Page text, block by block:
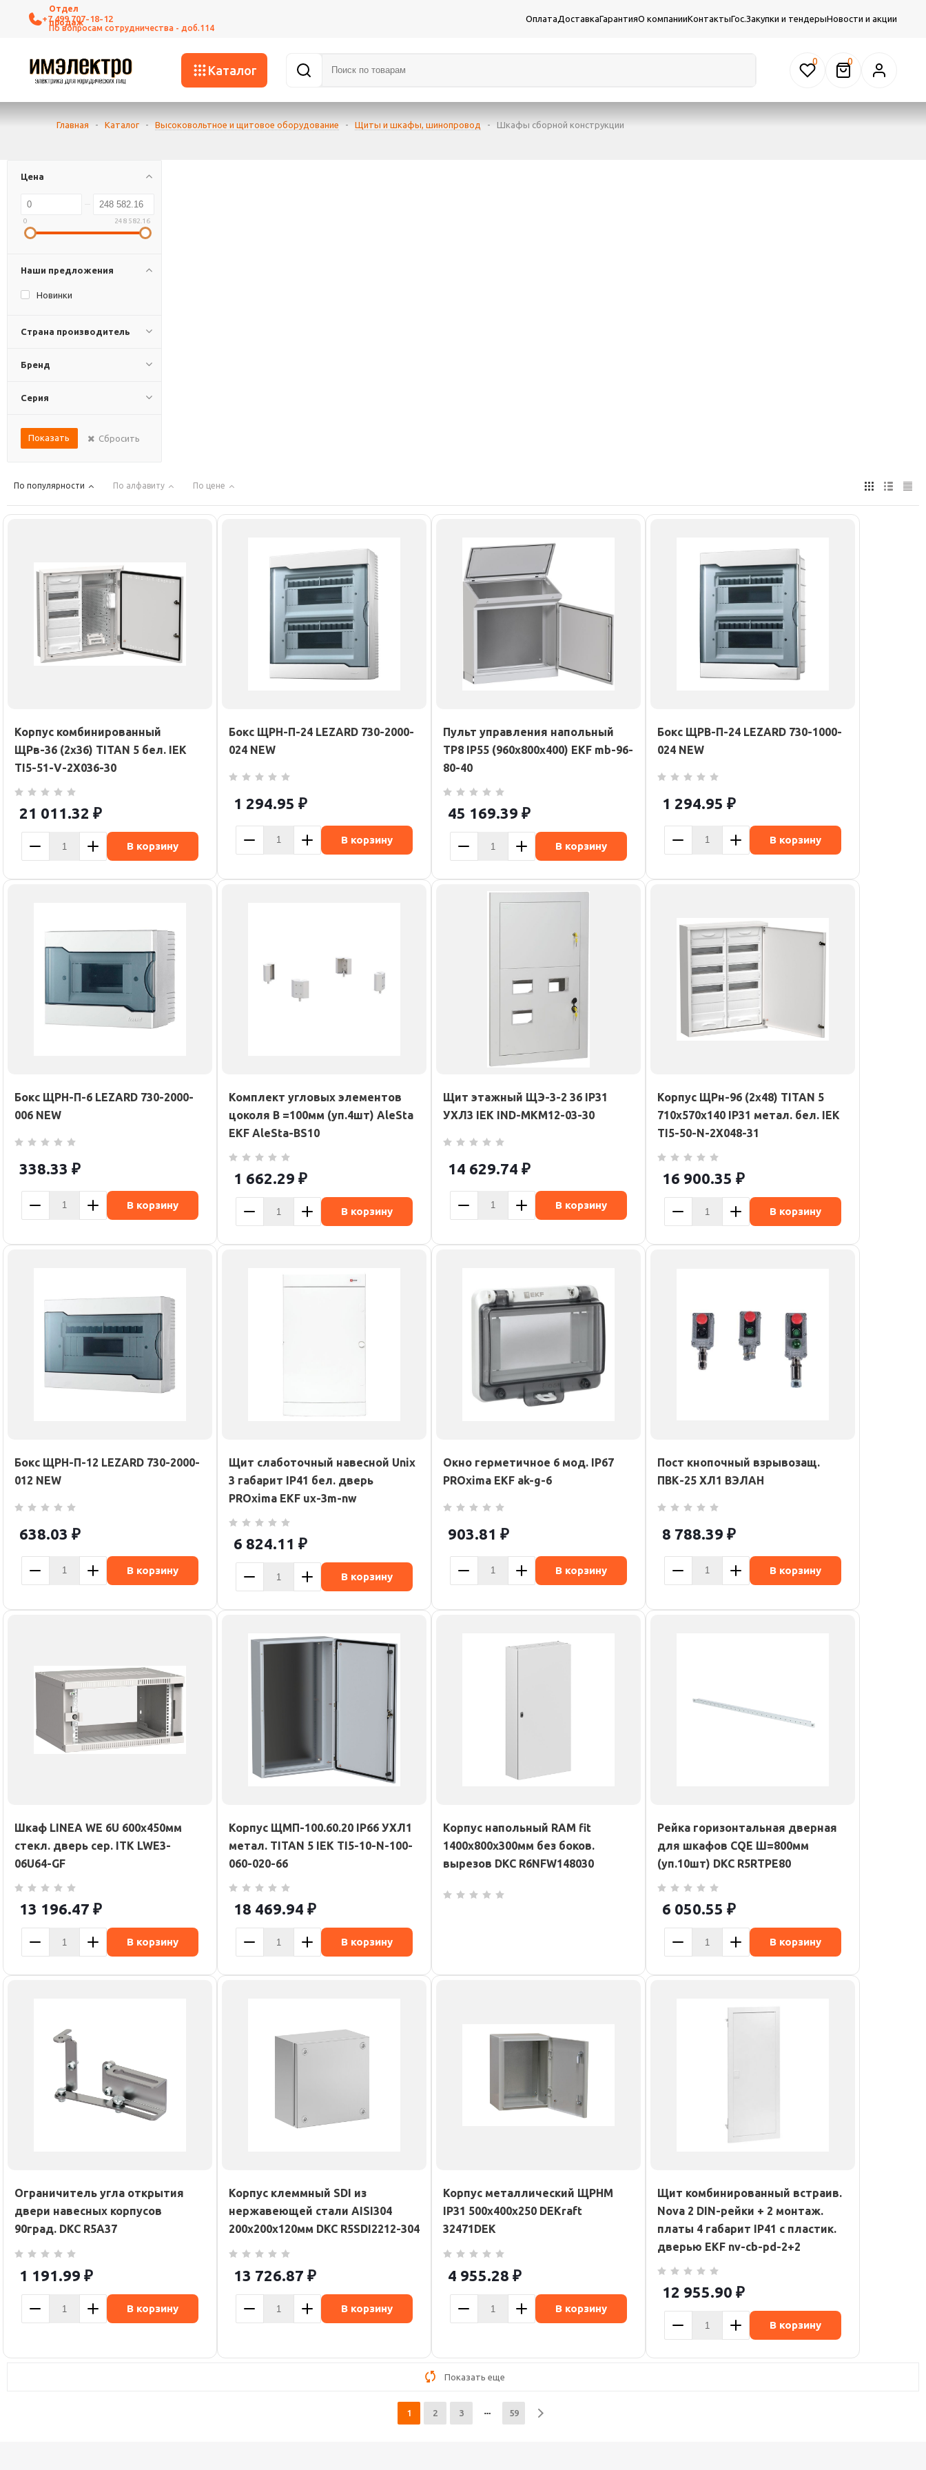
+7 499 707-18-12 ОплатаДоставкаГарантияО компанииКонтактыГос.Закупки и тендерыНовости и акции
Каталог
0
Главная - Каталог - Высоковольтное и щитовое оборудование - Щиты и шкафы, шинопровод - Шкафы сборной конструкции
Цена
0 248 582.16
Наши предложения
Новинки
Страна производитель
Бренд
Серия
Показать Сбросить
По популярности По алфавиту По цене
Корпус комбинированный
ЩРв-36 (2х36) TITAN 5 бел. IEK
TI5-51-V-2X036-30
21 011.32 ₽
В корзину
Бокс ЩРН-П-24 LEZARD 730-2000-
024 NEW
1 294.95 ₽
В корзину
Пульт управления напольный
TP8 IP55 (960х800х400) EKF mb-96-
80-40
45 169.39 ₽
В корзину
Бокс ЩРВ-П-24 LEZARD 730-1000-
024 NEW
1 294.95 ₽
В корзину
Бокс ЩРН-П-6 LEZARD 730-2000-
006 NEW
338.33 ₽
В корзину
Комплект угловых элементов
цоколя В =100мм (уп.4шт) AleSta
EKF AleSta-BS10
1 662.29 ₽
В корзину
Щит этажный ЩЭ-3-2 36 IP31
УХЛ3 IEK IND-MKM12-03-30
14 629.74 ₽
В корзину
Корпус ЩРн-96 (2х48) TITAN 5
710х570х140 IP31 метал. бел. IEK
TI5-50-N-2X048-31
16 900.35 ₽
В корзину
Бокс ЩРН-П-12 LEZARD 730-2000-
012 NEW
638.03 ₽
В корзину
Щит слаботочный навесной Unix
3 габарит IP41 бел. дверь
PROxima EKF ux-3m-nw
6 824.11 ₽
В корзину
Окно герметичное 6 мод. IP67
PROxima EKF ak-g-6
903.81 ₽
В корзину
Пост кнопочный взрывозащ.
ПВК-25 ХЛ1 ВЭЛАН
8 788.39 ₽
В корзину
Шкаф LINEA WE 6U 600х450мм
стекл. дверь сер. ITK LWE3-
06U64-GF
13 196.47 ₽
В корзину
Корпус ЩМП-100.60.20 IP66 УХЛ1
метал. TITAN 5 IEK TI5-10-N-100-
060-020-66
18 469.94 ₽
В корзину
Корпус напольный RAM fit
1400х800х300мм без боков.
вырезов DKC R6NFW148030
Рейка горизонтальная дверная
для шкафов CQE Ш=800мм
(уп.10шт) DKC R5RTPE80
6 050.55 ₽
В корзину
Ограничитель угла открытия
двери навесных корпусов
90град. DKC R5A37
1 191.99 ₽
В корзину
Корпус клеммный SDI из
нержавеющей стали AISI304
200х200х120мм DKC R5SDI2212-304
13 726.87 ₽
В корзину
Корпус металлический ЩРНМ
IP31 500х400х250 DEKraft
32471DEK
4 955.28 ₽
В корзину
Щит комбинированный встраив.
Nova 2 DIN-рейки + 2 монтаж.
платы 4 габарит IP41 с пластик.
дверью EKF nv-cb-pd-2+2
12 955.90 ₽
В корзину
Показать еще
1 2 3 59